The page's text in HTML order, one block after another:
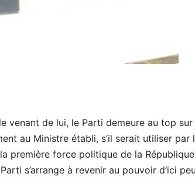
venant de lui, le Parti demeure au top
au Ministre établi, s’il serait utiliser par
première force politique de la
s’arrange à revenir au pouvoir d’ici